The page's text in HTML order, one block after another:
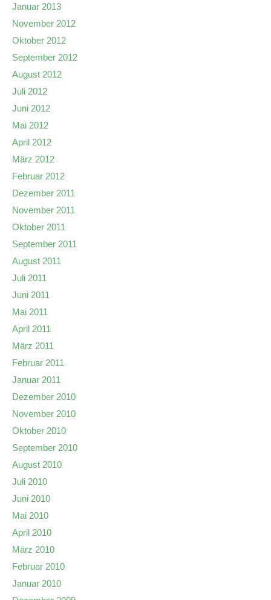
Januar 2013
November 2012
Oktober 2012
September 2012
August 2012
Juli 2012
Juni 2012
Mai 2012
April 2012
März 2012
Februar 2012
Dezember 2011
November 2011
Oktober 2011
September 2011
August 2011
Juli 2011
Juni 2011
Mai 2011
April 2011
März 2011
Februar 2011
Januar 2011
Dezember 2010
November 2010
Oktober 2010
September 2010
August 2010
Juli 2010
Juni 2010
Mai 2010
April 2010
März 2010
Februar 2010
Januar 2010